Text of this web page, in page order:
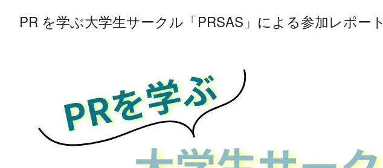
PR を学ぶ大学生サークル「PRSAS」による参加レポート